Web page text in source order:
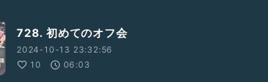
728. 初めてのオフ会
2024-10-13 23:32:56
10
06:03